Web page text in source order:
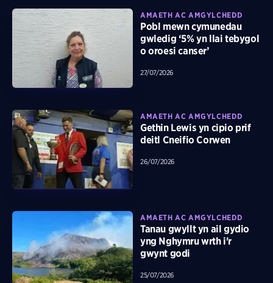
AMAETH AC AMGYLCHEDD
Pobl mewn cymunedau
gwledig ‘5% yn llai tebygol
o oroesi canser’
27/07/2026
AMAETH AC AMGYLCHEDD
Gethin Lewis yn cipio prif
deitl Cneifio Corwen
26/07/2026
AMAETH AC AMGYLCHEDD
Tanau gwyllt yn ail gydio
yng Nghymru wrth i'r
gwynt godi
25/07/2026